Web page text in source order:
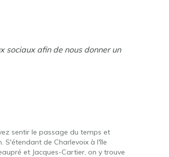
sociaux afin de nous donner un
sentir le passage du temps et
S'étendant de Charlevoix à l'île
et Jacques-Cartier, on y trouve